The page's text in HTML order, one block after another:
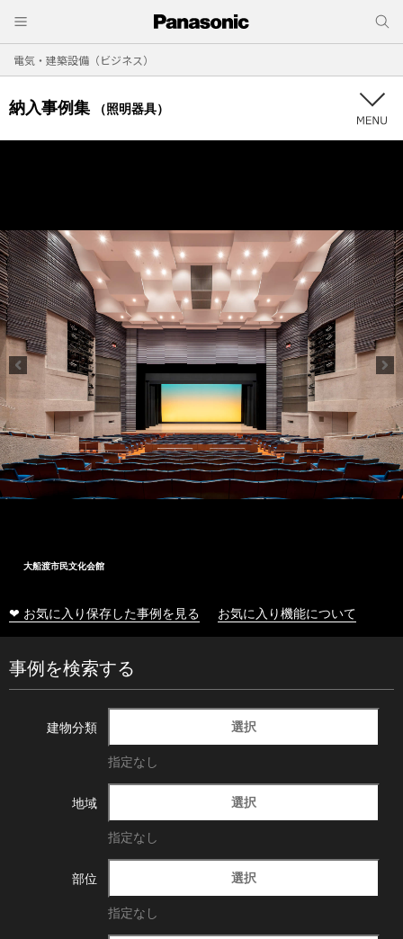
電気・建築設備（ビジネス）
納入事例集 （照明器具）
大船渡市民文化会館
❤ お気に入り保存した事例を見る お気に入り機能について
事例を検索する
建物分類 選択
指定なし
地域 選択
指定なし
部位 選択
指定なし